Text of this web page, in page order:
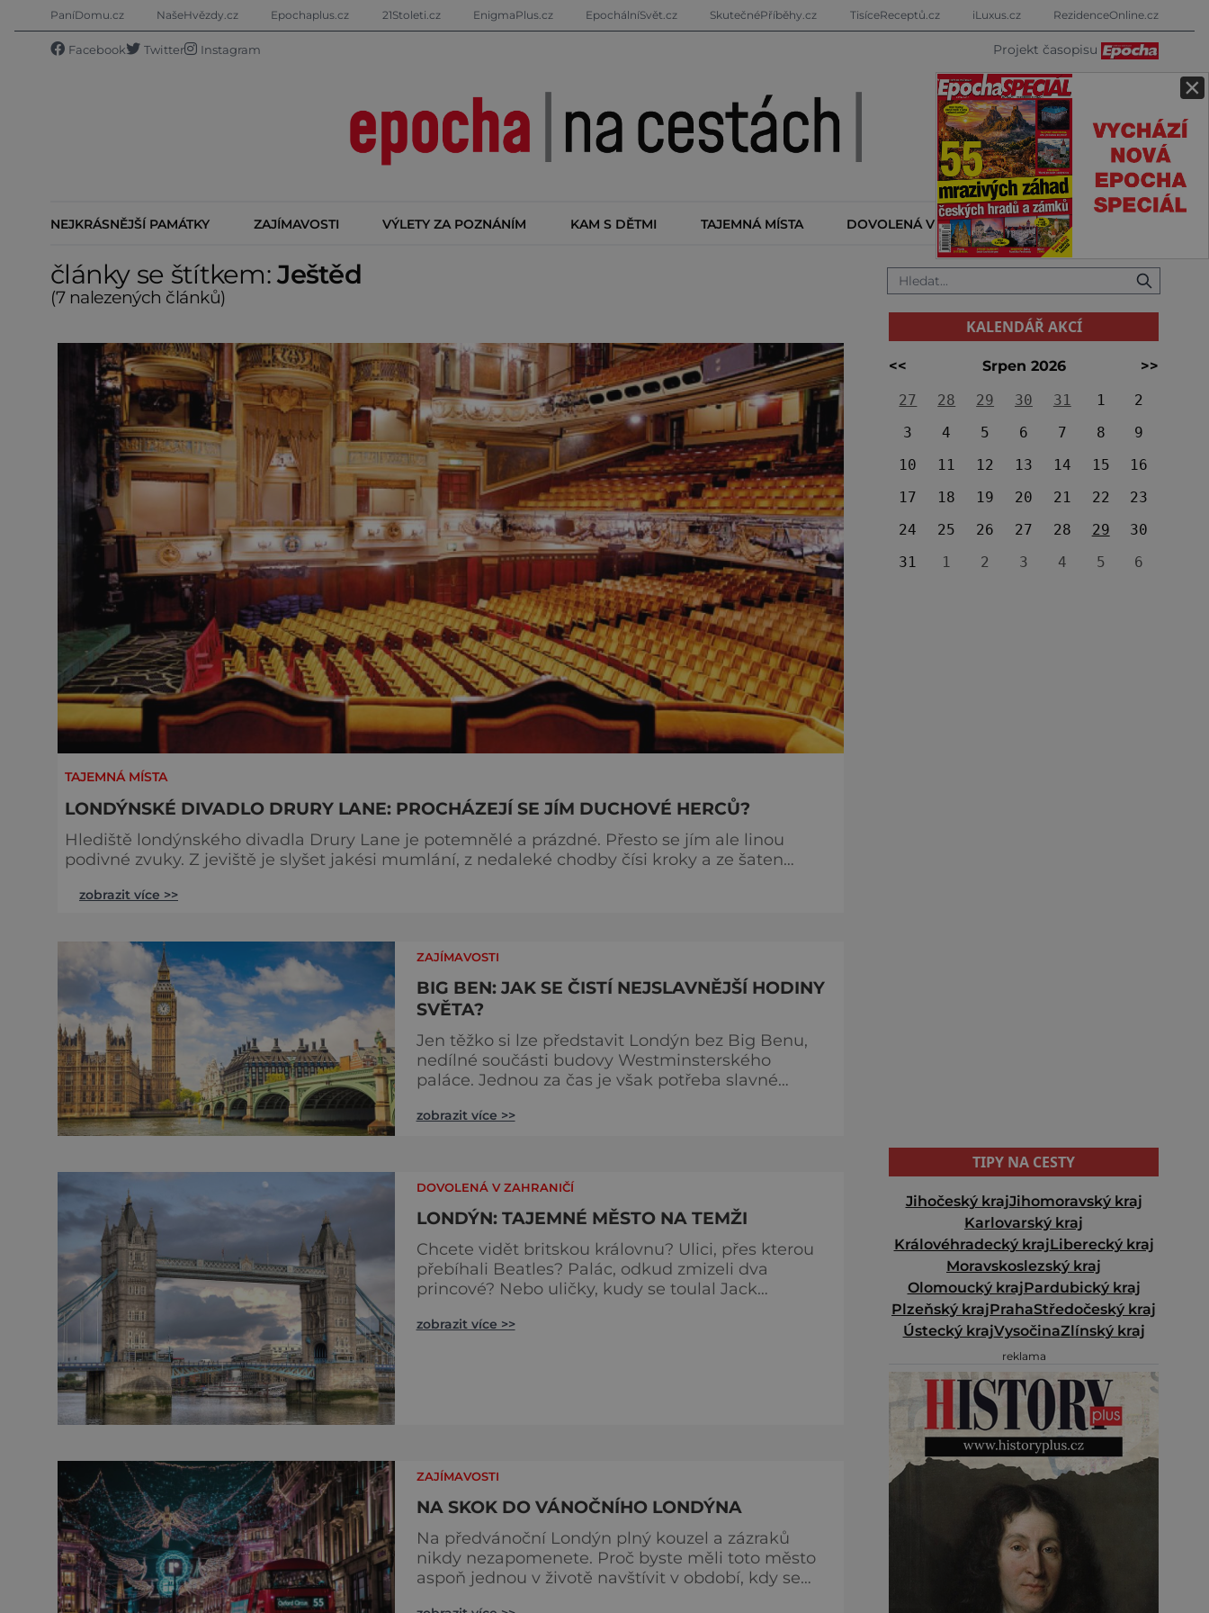
×
PaníDomu.cz NašeHvězdy.cz Epochaplus.cz 21Stoleti.cz EnigmaPlus.cz EpochálníSvět.cz SkutečnéPříběhy.cz TisíceReceptů.cz iLuxus.cz RezidenceOnline.cz
Facebook Twitter Instagram Projekt časopisu
NEJKRÁSNĚJŠÍ PAMÁTKY ZAJÍMAVOSTI VÝLETY ZA POZNÁNÍM KAM S DĚTMI TAJEMNÁ MÍSTA DOVOLENÁ V ZAHRANIČÍ KALENDÁŘ AKCÍ
články se štítkem:Ještěd
(7 nalezených článků)
TAJEMNÁ MÍSTA
LONDÝNSKÉ DIVADLO DRURY LANE: PROCHÁZEJÍ SE JÍM DUCHOVÉ HERCŮ?
Hlediště londýnského divadla Drury Lane je potemnělé a prázdné. Přesto se jím ale linou
podivné zvuky. Z jeviště je slyšet jakési mumlání, z nedaleké chodby čísi kroky a ze šaten
bohatý herec a divadelník ze 17. století jménem Thomas Kill
zobrazit více >>
ZAJÍMAVOSTI
BIG BEN: JAK SE ČISTÍ NEJSLAVNĚJŠÍ HODINY
SVĚTA?
Jen těžko si lze představit Londýn bez Big Benu,
nedílné součásti budovy Westminsterského
paláce. Jednou za čas je však potřeba slavné
srpna roku 2015 loňského roku prošel slavný Big
kbelíky s mýdlovou vodou, po několik dní
zobrazit více >>
DOVOLENÁ V ZAHRANIČÍ
LONDÝN: TAJEMNÉ MĚSTO NA TEMŽI
Chcete vidět britskou královnu? Ulici, přes kterou
přebíhali Beatles? Palác, odkud zmizeli dva
princové? Nebo uličky, kudy se toulal Jack
stihnout? Kouzelný Londýn vám určitě učaruje.
zobrazit více >>
ZAJÍMAVOSTI
NA SKOK DO VÁNOČNÍHO LONDÝNA
Na předvánoční Londýn plný kouzel a zázraků
nikdy nezapomenete. Proč byste měli toto město
aspoň jednou v životě navštívit v období, kdy se
KALENDÁŘ AKCÍ
<< Srpen 2026
>>
27
28 29 30 31 1
2
3
4 5 6 7 8
9
10
11 12 13 14 15
16
17
18 19 20 21 22
23
24
25 26 27 28 29
30
31
1 2 3 4 5 6
TIPY NA CESTY
Jihočeský krajJihomoravský kraj
Karlovarský kraj
Královéhradecký krajLiberecký kraj
Moravskoslezský kraj
Olomoucký krajPardubický kraj
Plzeňský krajPrahaStředočeský kraj
Ústecký krajVysočinaZlínský kraj
reklama